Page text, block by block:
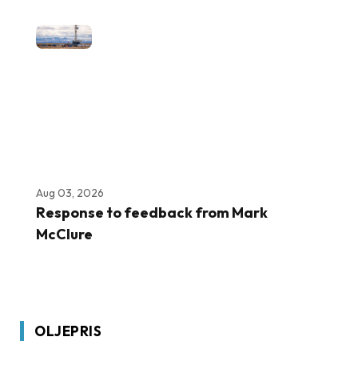
Aug 03, 2026
Response to feedback from Mark
McClure
OLJEPRIS